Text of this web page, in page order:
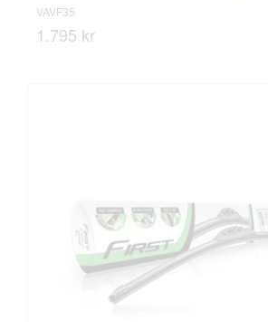
VAVF35
1.795 kr